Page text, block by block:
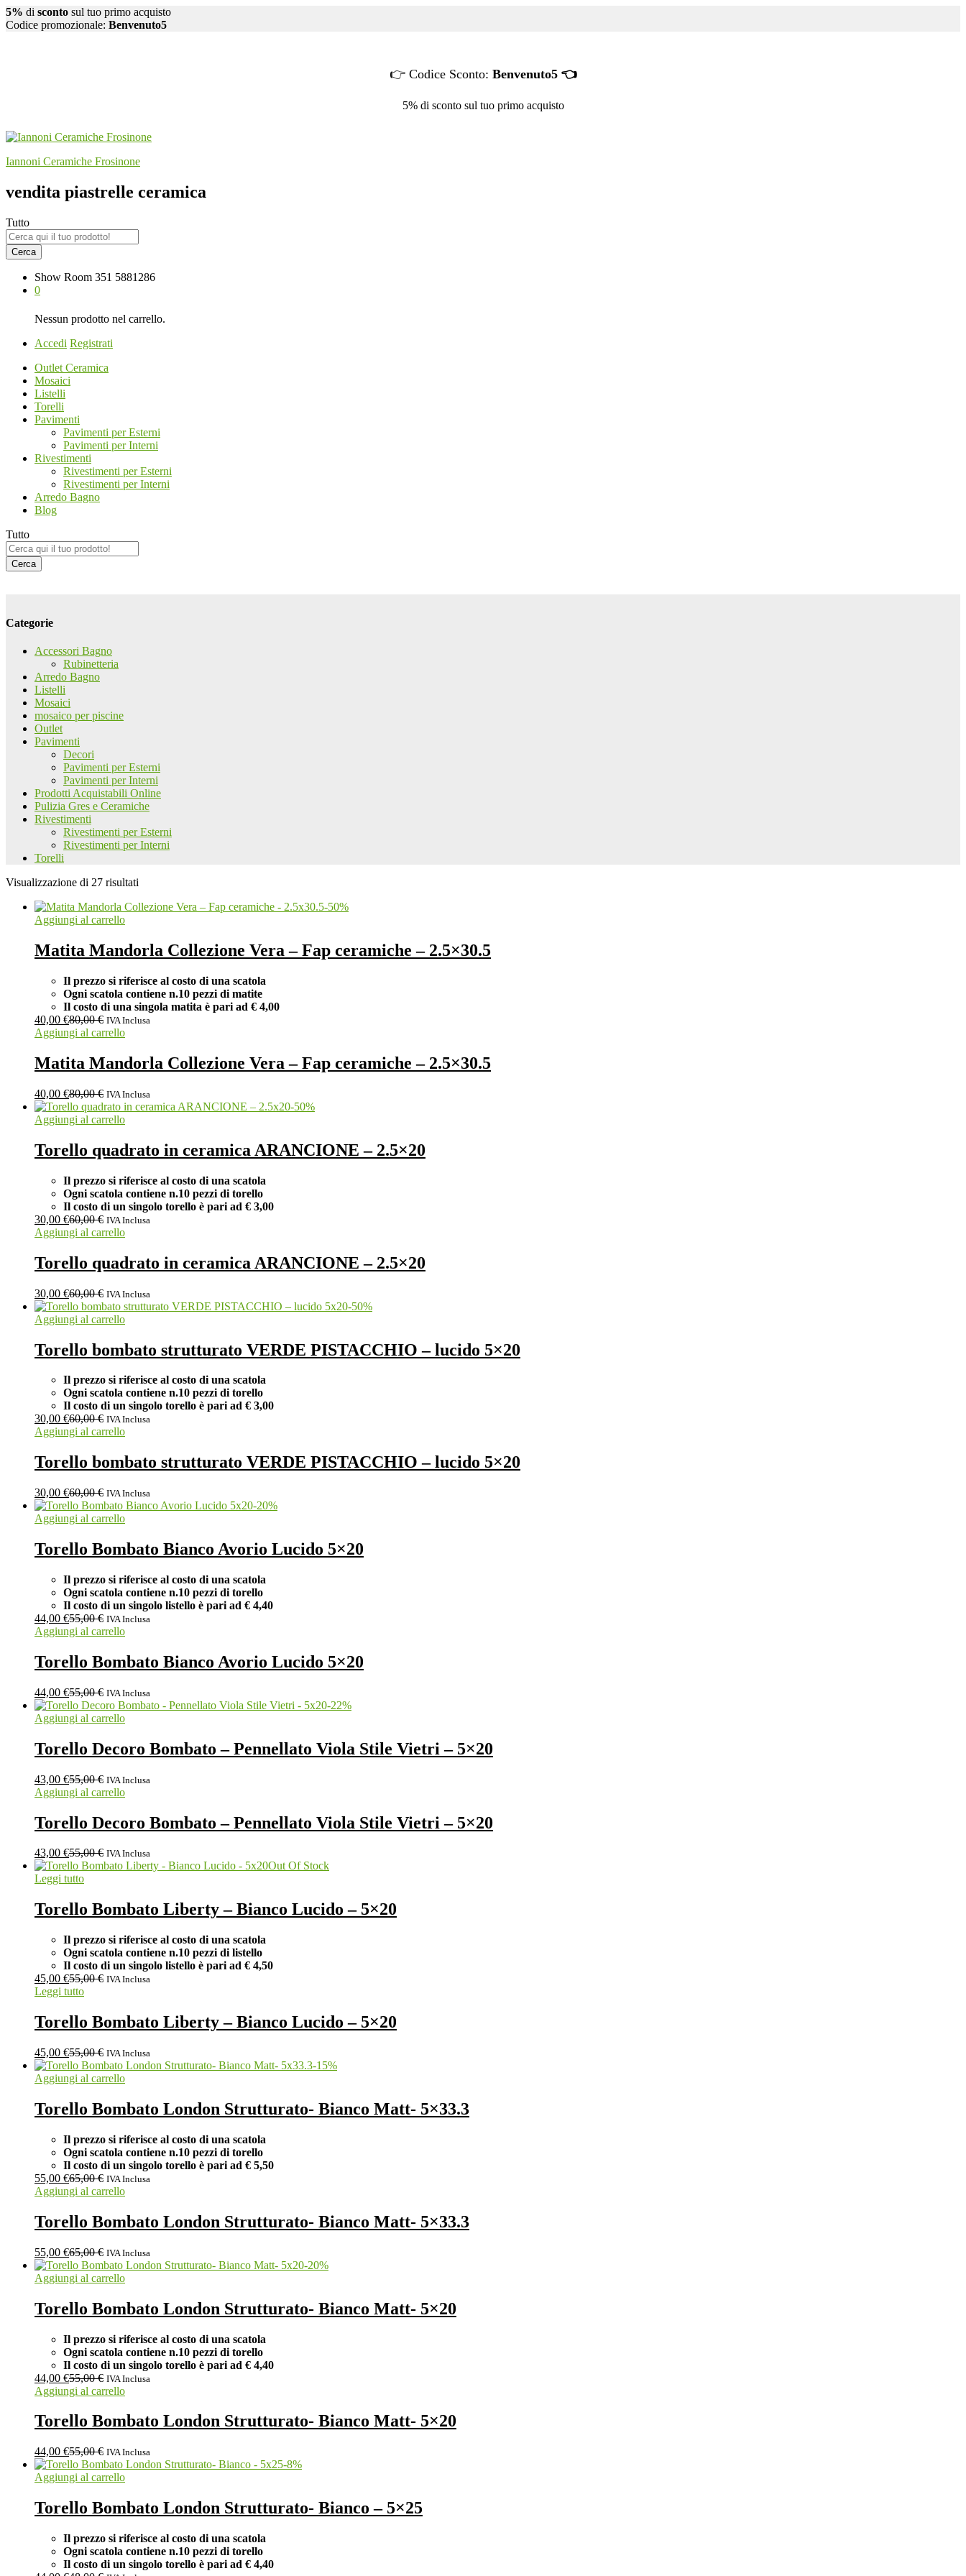
5% di sconto sul tuo primo acquisto
Codice promozionale: Benvenuto5
👉 Codice Sconto: Benvenuto5 👈
5% di sconto sul tuo primo acquisto
Iannoni Ceramiche Frosinone
vendita piastrelle ceramica
Tutto
Cerca
Show Room 351 5881286
0
Nessun prodotto nel carrello.
Accedi Registrati
Outlet Ceramica
Mosaici
Listelli
Torelli
Pavimenti
Pavimenti per Esterni
Pavimenti per Interni
Rivestimenti
Rivestimenti per Esterni
Rivestimenti per Interni
Arredo Bagno
Blog
Tutto
Cerca
Categorie
Accessori Bagno
Rubinetteria
Arredo Bagno
Listelli
Mosaici
mosaico per piscine
Outlet
Pavimenti
Decori
Pavimenti per Esterni
Pavimenti per Interni
Prodotti Acquistabili Online
Pulizia Gres e Ceramiche
Rivestimenti
Rivestimenti per Esterni
Rivestimenti per Interni
Torelli
Visualizzazione di 27 risultati
-50%
Aggiungi al carrello
Matita Mandorla Collezione Vera – Fap ceramiche – 2.5×30.5
Il prezzo si riferisce al costo di una scatola
Ogni scatola contiene n.10 pezzi di matite
Il costo di una singola matita è pari ad € 4,00
40,00 €80,00€ IVA Inclusa
Aggiungi al carrello
Matita Mandorla Collezione Vera – Fap ceramiche – 2.5×30.5
40,00 €80,00€ IVA Inclusa
-50%
Aggiungi al carrello
Torello quadrato in ceramica ARANCIONE – 2.5×20
Il prezzo si riferisce al costo di una scatola
Ogni scatola contiene n.10 pezzi di torello
Il costo di un singolo torello è pari ad € 3,00
30,00 €60,00€ IVA Inclusa
Aggiungi al carrello
Torello quadrato in ceramica ARANCIONE – 2.5×20
30,00 €60,00€ IVA Inclusa
-50%
Aggiungi al carrello
Torello bombato strutturato VERDE PISTACCHIO – lucido 5×20
Il prezzo si riferisce al costo di una scatola
Ogni scatola contiene n.10 pezzi di torello
Il costo di un singolo torello è pari ad € 3,00
30,00 €60,00€ IVA Inclusa
Aggiungi al carrello
Torello bombato strutturato VERDE PISTACCHIO – lucido 5×20
30,00 €60,00€ IVA Inclusa
-20%
Aggiungi al carrello
Torello Bombato Bianco Avorio Lucido 5×20
Il prezzo si riferisce al costo di una scatola
Ogni scatola contiene n.10 pezzi di torello
Il costo di un singolo listello è pari ad € 4,40
44,00 €55,00€ IVA Inclusa
Aggiungi al carrello
Torello Bombato Bianco Avorio Lucido 5×20
44,00 €55,00€ IVA Inclusa
-22%
Aggiungi al carrello
Torello Decoro Bombato – Pennellato Viola Stile Vietri – 5×20
43,00 €55,00€ IVA Inclusa
Aggiungi al carrello
Torello Decoro Bombato – Pennellato Viola Stile Vietri – 5×20
43,00 €55,00€ IVA Inclusa
Out Of Stock
Leggi tutto
Torello Bombato Liberty – Bianco Lucido – 5×20
Il prezzo si riferisce al costo di una scatola
Ogni scatola contiene n.10 pezzi di listello
Il costo di un singolo listello è pari ad € 4,50
45,00 €55,00€ IVA Inclusa
Leggi tutto
Torello Bombato Liberty – Bianco Lucido – 5×20
45,00 €55,00€ IVA Inclusa
-15%
Aggiungi al carrello
Torello Bombato London Strutturato- Bianco Matt- 5×33.3
Il prezzo si riferisce al costo di una scatola
Ogni scatola contiene n.10 pezzi di torello
Il costo di un singolo torello è pari ad € 5,50
55,00 €65,00€ IVA Inclusa
Aggiungi al carrello
Torello Bombato London Strutturato- Bianco Matt- 5×33.3
55,00 €65,00€ IVA Inclusa
-20%
Aggiungi al carrello
Torello Bombato London Strutturato- Bianco Matt- 5×20
Il prezzo si riferisce al costo di una scatola
Ogni scatola contiene n.10 pezzi di torello
Il costo di un singolo torello è pari ad € 4,40
44,00 €55,00€ IVA Inclusa
Aggiungi al carrello
Torello Bombato London Strutturato- Bianco Matt- 5×20
44,00 €55,00€ IVA Inclusa
-8%
Aggiungi al carrello
Torello Bombato London Strutturato- Bianco – 5×25
Il prezzo si riferisce al costo di una scatola
Ogni scatola contiene n.10 pezzi di torello
Il costo di un singolo torello è pari ad € 4,40